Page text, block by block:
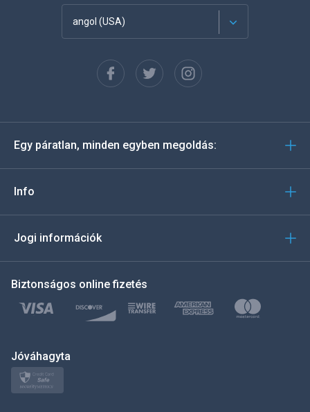
angol (USA)
Español
Deutsch
Türkçe
Polski
Egy páratlan, minden egyben megoldás:
Info
Jogi információk
Biztonságos online fizetés
Jóváhagyta